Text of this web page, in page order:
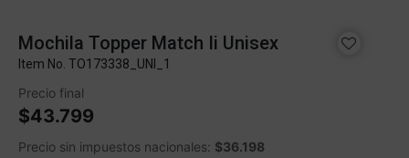
Mochila Topper Match Ii Unisex
Item No. TO173338_UNI_1
Precio final
$43.799
Precio sin impuestos nacionales: $36.198